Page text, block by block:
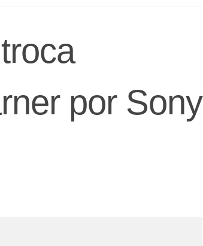
por Sony